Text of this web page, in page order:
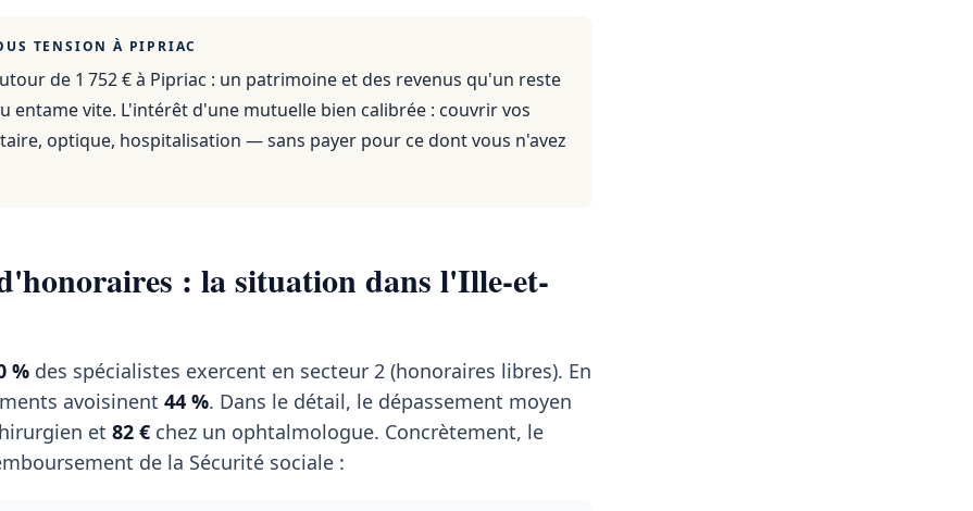
TENSION À PIPRIAC
de 1 752 €à Pipriac : un patrimoine et des revenus qu'un reste
entame vite. L'intérêt d'une mutuelle bien calibrée : couvrir vos
optique, hospitalisation — sans payer pour ce dont vous n'avez
: la situation dans l'Ille-et-
% des spécialistes exercent en secteur 2 (honoraires libres). En
avoisinent 44 %. Dans le détail, le dépassement moyen
et 82 € chez un ophtalmologue. Concrètement, le
de la Sécurité sociale :